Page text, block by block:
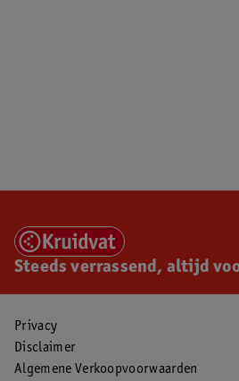
Steeds verrassend, altijd
Privacy
Disclaimer
Algemene Verkoopvoorwaarden